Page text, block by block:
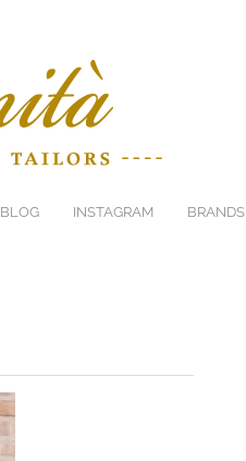
BLOG INSTAGRAM BRANDS